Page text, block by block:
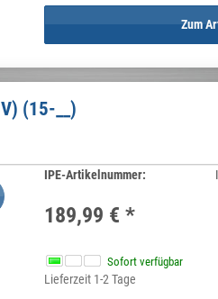
Zum
(15-__)
IPE-Artikelnummer:
189,99 €*
Sofort verfügbar
Lieferzeit 1-2 Tage